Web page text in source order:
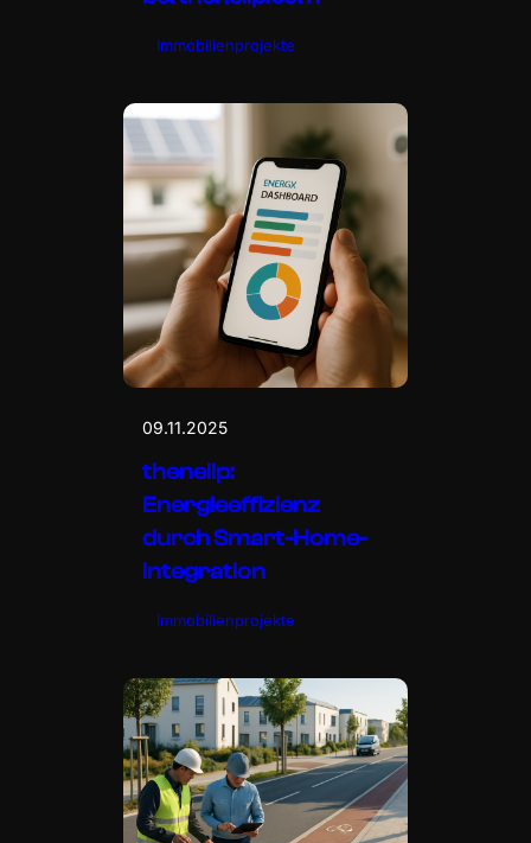
Immobilienprojekte
09.11.2025
theneilp:
Energieeffizienz
durch Smart-Home-
Integration
Immobilienprojekte